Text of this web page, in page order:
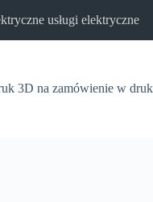
usługi elektryczne
3D na zamówienie w